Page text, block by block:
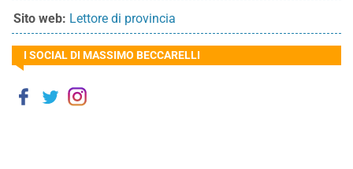
Sito web: Lettore di provincia
I SOCIAL DI MASSIMO BECCARELLI